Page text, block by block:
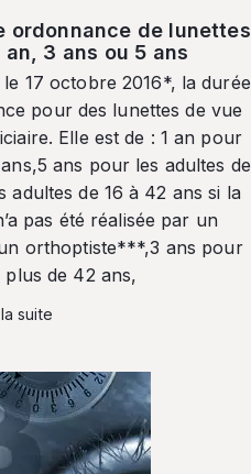
ordonnance de lunettes
3 ans ou 5 ans
17 octobre 2016*, la durée
pour des lunettes de vue
Elle est de : 1 an pour
ans pour les adultes de
adultes de 16 à 42 ans si la
pas été réalisée par un
orthoptiste***,3 ans pour
plus de 42 ans,
suite